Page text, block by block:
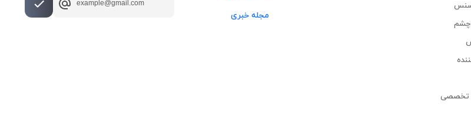
چشم
تخصصی
مجله خبری